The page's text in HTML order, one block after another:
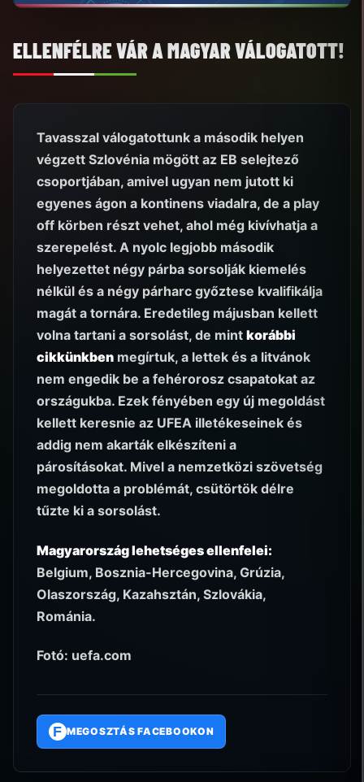
ELLENFÉLRE VÁR A MAGYAR VÁLOGATOTT!
Tavasszal válogatottunk a második helyen
végzett Szlovénia mögött az EB selejtező
csoportjában, amivel ugyan nem jutott ki
egyenes ágon a kontinens viadalra, de a play
off körben részt vehet, ahol még kivívhatja a
szerepelést. A nyolc legjobb második
helyezettet négy párba sorsolják kiemelés
nélkül és a négy párharc győztese kvalifikálja
magát a tornára. Eredetileg májusban kellett
volna tartani a sorsolást, de mint korábbi
cikkünkben megírtuk, a lettek és a litvánok
nem engedik be a fehérorosz csapatokat az
országukba. Ezek fényében egy új megoldást
kellett keresnie az UFEA illetékeseinek és
addig nem akarták elkészíteni a
párosításokat. Mivel a nemzetközi szövetség
megoldotta a problémát, csütörtök délre
tűzte ki a sorsolást.
Magyarország lehetséges ellenfelei:
Belgium, Bosznia-Hercegovina, Grúzia,
Olaszország, Kazahsztán, Szlovákia,
Románia.
Fotó: uefa.com
F MEGOSZTÁS FACEBOOKON